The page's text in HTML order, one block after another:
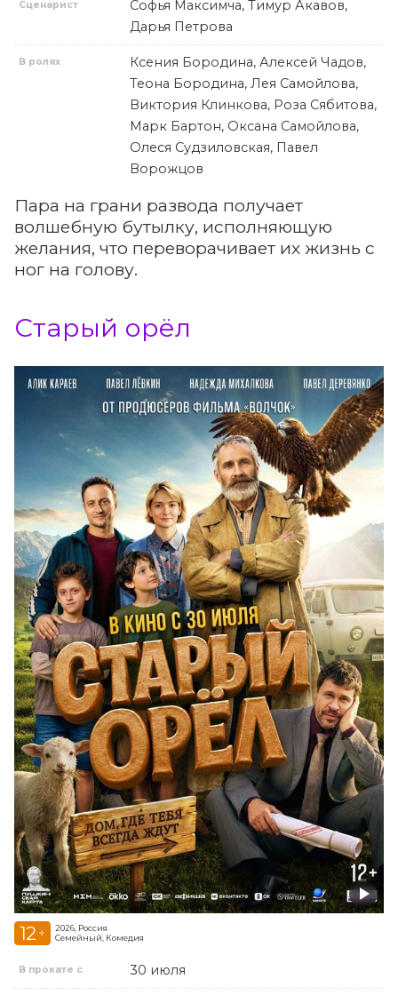
Сценарист
Софья Максимча, Тимур Акавов,
Дарья Петрова
В ролях
Ксения Бородина, Алексей Чадов,
Теона Бородина, Лея Самойлова,
Виктория Клинкова, Роза Сябитова,
Марк Бартон, Оксана Самойлова,
Олеся Судзиловская, Павел
Ворожцов
Пара на грани развода получает
волшебную бутылку, исполняющую
желания, что переворачивает их жизнь с
ног на голову.
Старый орёл
12 +
2026, Россия
Семейный, Комедия
В прокате с 30 июля